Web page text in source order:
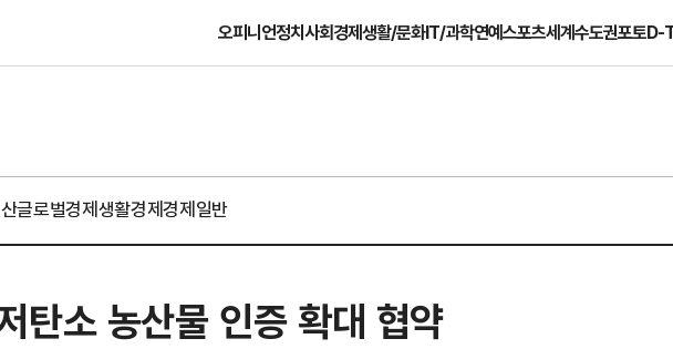
오피니언정치사회경제생활/문화IT/과학연예스포츠세계수도권포토D-
글로벌경제생활경제경제일반
탄소 농산물 인증 확대 협약